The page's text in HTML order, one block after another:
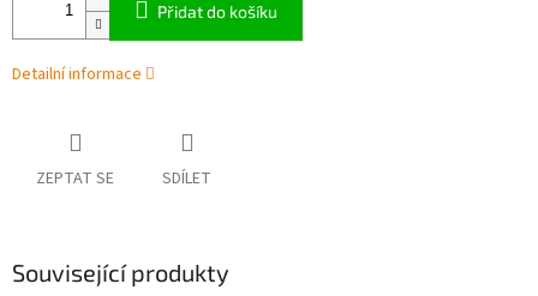
Přidat do košíku
Detailní informace
ZEPTAT SE SDÍLET
Související produkty